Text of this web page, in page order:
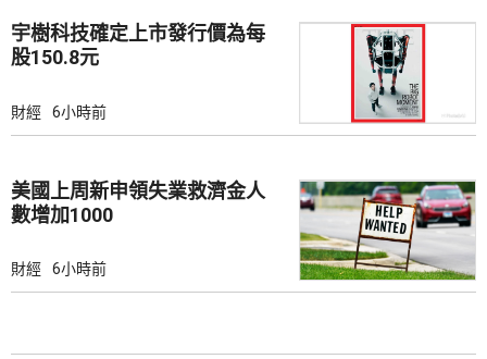
宇樹科技確定上市發行價為每
股150.8元
財經 6小時前
美國上周新申領失業救濟金人
數增加1000
財經 6小時前